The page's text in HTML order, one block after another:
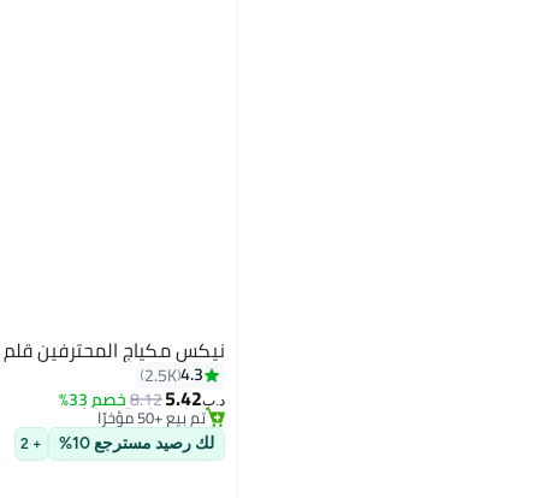
10
نيكس مكياج المحترفين قلم
4.3
2.5K
د.ب‏5.42
8.12خصم 33%
#10 في أقلام الحواجب
أقل سعر في 7 يوم
تم بيع +50 مؤخرًا
#10 في أقلام الحواجب
لك رصيد مسترجع 10% + 2